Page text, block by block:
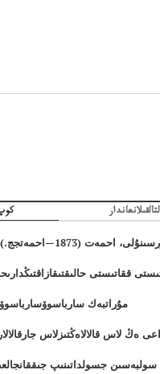
احمەت (1873—احمەتجج.)(1873—1938جج)
ققاتىستى
مۇراتبەك
ەڭ لاس قالالاەڭتىزلاس
جسولداتىنىپ